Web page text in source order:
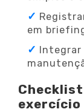
em
Integrar
exercício